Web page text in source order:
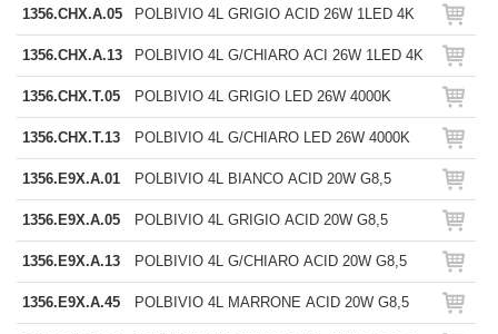
1356.CHX.A.05 POLBIVIO 4L GRIGIO ACID 26W 1LED 4K
1356.CHX.A.13 POLBIVIO 4L G/CHIARO ACI 26W 1LED 4K
1356.CHX.T.05 POLBIVIO 4L GRIGIO LED 26W 4000K
1356.CHX.T.13 POLBIVIO 4L G/CHIARO LED 26W 4000K
1356.E9X.A.01 POLBIVIO 4L BIANCO ACID 20W G8,5
1356.E9X.A.05 POLBIVIO 4L GRIGIO ACID 20W G8,5
1356.E9X.A.13 POLBIVIO 4L G/CHIARO ACID 20W G8,5
1356.E9X.A.45 POLBIVIO 4L MARRONE ACID 20W G8,5